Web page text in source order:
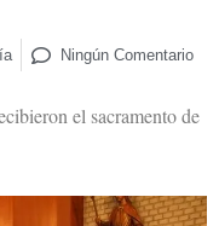
Ningún Comentario
el sacramento de